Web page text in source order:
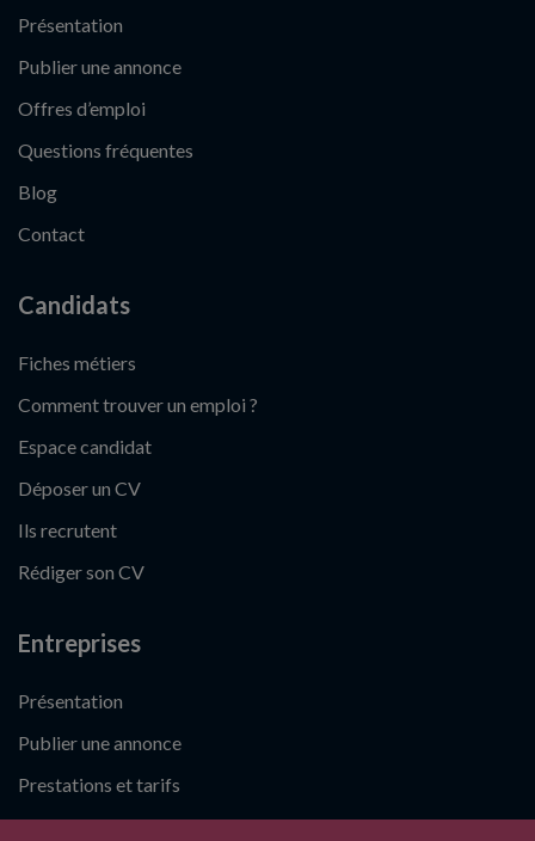
Présentation
Publier une annonce
Offres d’emploi
Questions fréquentes
Blog
Contact
Candidats
Fiches métiers
Comment trouver un emploi ?
Espace candidat
Déposer un CV
Ils recrutent
Rédiger son CV
Entreprises
Présentation
Publier une annonce
Prestations et tarifs